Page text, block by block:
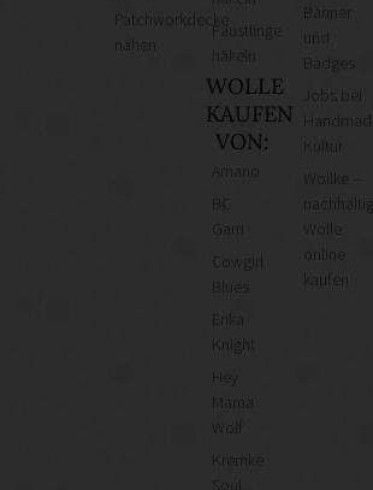
PatchworkdeckeFäustlinge
häkeln
WOLLE
KAUFEN
VON:
Cowgirl
Knight
Mama
Wolf
Kremke
Kultur
Wollke –
nachhaltige
kaufen